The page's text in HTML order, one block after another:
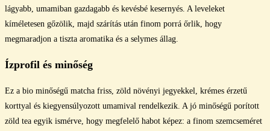
lágyabb, umamiban gazdagabb és kevésbé kesernyés. A leveleket
kíméletesen gőzölik, majd szárítás után finom porrá őrlik, hogy
megmaradjon a tiszta aromatika és a selymes állag.
Ízprofil és minőség
Ez a bio minőségű matcha friss, zöld növényi jegyekkel, krémes érzetű
korttyal és kiegyensúlyozott umamival rendelkezik. A jó minőségű porított
zöld tea egyik ismérve, hogy megfelelő habot képez: a finom szemcseméret